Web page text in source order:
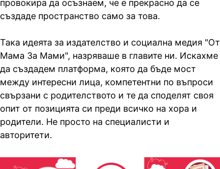
провокира да осъзнаем, че е прекрасно да се
създаде пространство само за това.
Така идеята за издателство и социална медия "От
Мама За Мами", назряваше в главите ни. Искахме
да създадем платформа, която да бъде мост
между интересни лица, компетентни по въпроси
свързани с родителството и те да споделят своя
опит от позицията си преди всичко на хора и
родители. Не просто на специалисти и
авторитети.